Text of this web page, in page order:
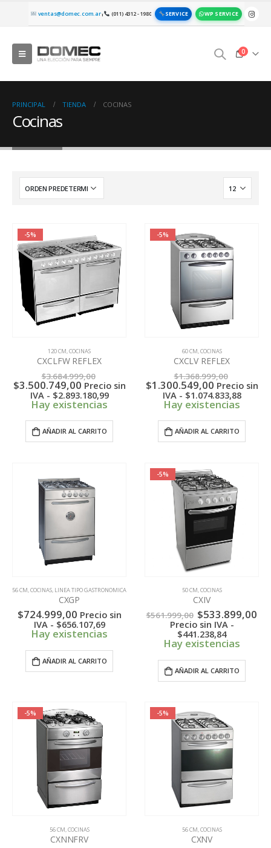
ventas@domec.com.ar| (011) 4312 - 1980 SERVICE WP SERVICE
0
PRINCIPAL TIENDA COCINAS
Cocinas
-5%
120 CM,COCINAS
CXCLFW REFLEX
$3.684.999,00
precio
original
era:
$3.684.999,00.
$3.500.749,00El
precio
actual
es:
$3.500.749,00.
Precio sin
IVA - $2.893.180,99
Hay existencias
AÑADIR AL CARRITO
-5%
60 CM,COCINAS
CXCLV REFLEX
$1.368.999,00
precio
original
era:
$1.300.549,00El
precio
actual
es:
Precio sin
IVA - $1.074.833,88
Hay existencias
AÑADIR AL CARRITO
56 CM,COCINAS, LINEA TIPO GASTRONOMICA
CXGP
$724.999,00 Precio sin
IVA - $656.107,69
Hay existencias
AÑADIR AL CARRITO
-5%
50 CM,COCINAS
CXIV
$561.999,00 El
precio
original
era:
$533.899,00
Precio sin IVA -
$441.238,84
Hay existencias
AÑADIR AL CARRITO
-5%
56 CM,COCINAS
CXNNFRV
-5%
56 CM,COCINAS
CXNV